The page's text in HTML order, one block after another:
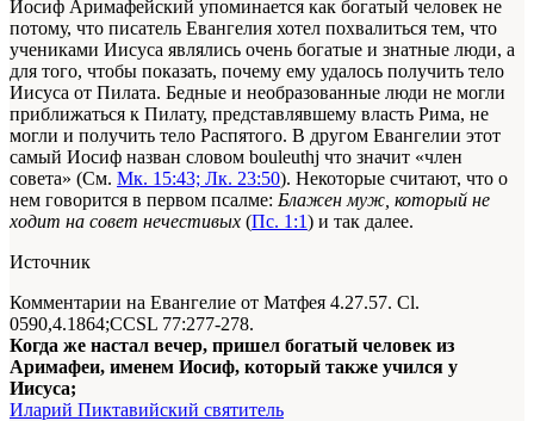
Иосиф Аримафейский упоминается как богатый человек не
потому, что писатель Евангелия хотел похвалиться тем, что
учениками Иисуса являлись очень богатые и знатные люди, а
для того, чтобы показать, почему ему удалось получить тело
Иисуса от Пилата. Бедные и необразованные люди не могли
приближаться к Пилату, представлявшему власть Рима, не
могли и получить тело Распятого. В другом Евангелии этот
самый Иосиф назван словом bouleuthj что значит «член
совета» (См. Мк. 15:43; Лк. 23:50). Некоторые считают, что о
нем говорится в первом псалме: Блажен муж, который не
ходит на совет нечестивых (Пс. 1:1) и так далее.
Источник
Комментарии на Евангелие от Матфея 4.27.57. Сl.
0590,4.1864;CCSL 77:277-278.
Когда же настал вечер, пришел богатый человек из
Аримафеи, именем Иосиф, который также учился у
Иисуса;
Иларий Пиктавийский святитель